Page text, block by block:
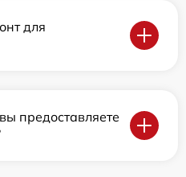
для
предоставляете